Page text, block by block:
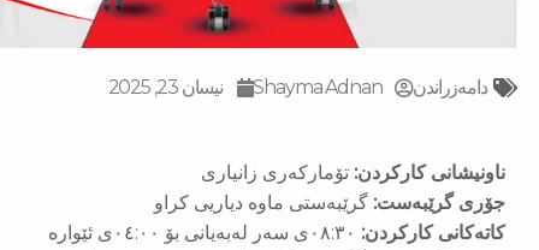
دامەزراندن Shayma Adnan نیسان 23, 2025
ناونیشانی کارکردن: تۆمارکەری زانیاری
جۆری گرێبەست: گرێبەستی ماوە دیاریی کراو
کاتەکانی کارکردن: